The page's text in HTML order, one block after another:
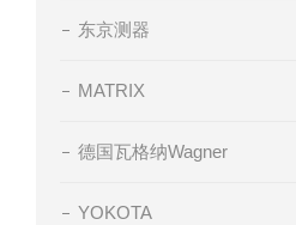
东京测器
MATRIX
德国瓦格纳Wagner
YOKOTA